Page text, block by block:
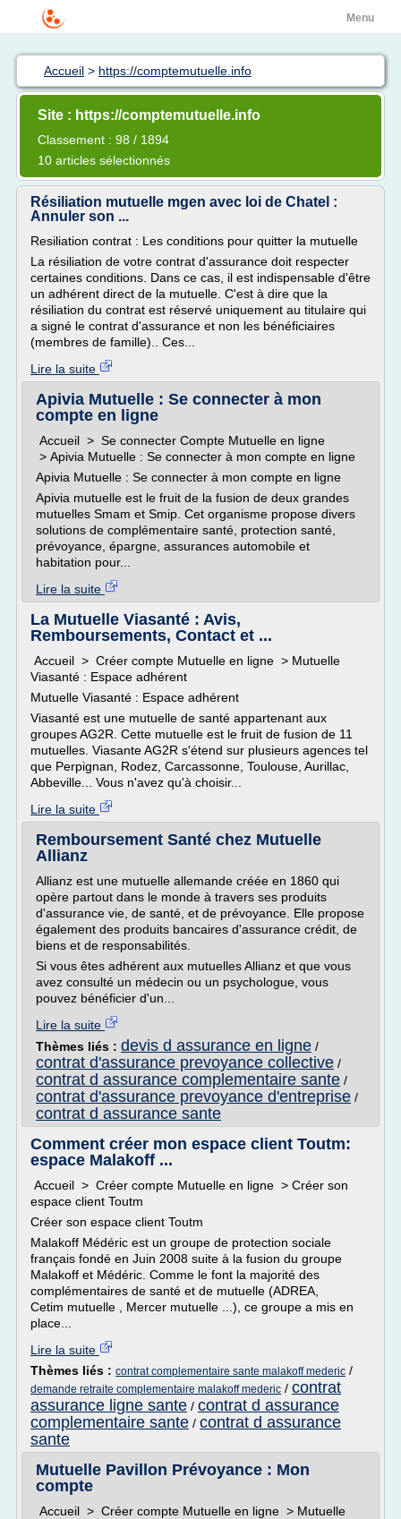
Menu
Accueil > https://comptemutuelle.info
Site : https://comptemutuelle.info
Classement : 98 / 1894
10 articles sélectionnés
Résiliation mutuelle mgen avec loi de Chatel :
Annuler son ...
Resiliation contrat : Les conditions pour quitter la mutuelle
La résiliation de votre contrat d'assurance doit respecter
certaines conditions. Dans ce cas, il est indispensable d'être
un adhérent direct de la mutuelle. C'est à dire que la
résiliation du contrat est réservé uniquement au titulaire qui
a signé le contrat d'assurance et non les bénéficiaires
(membres de famille).. Ces...
Lire la suite
Apivia Mutuelle : Se connecter à mon
compte en ligne
Accueil > Se connecter Compte Mutuelle en ligne
> Apivia Mutuelle : Se connecter à mon compte en ligne
Apivia Mutuelle : Se connecter à mon compte en ligne
Apivia mutuelle est le fruit de la fusion de deux grandes
mutuelles Smam et Smip. Cet organisme propose divers
solutions de complémentaire santé, protection santé,
prévoyance, épargne, assurances automobile et
habitation pour...
Lire la suite
La Mutuelle Viasanté : Avis,
Remboursements, Contact et ...
Accueil > Créer compte Mutuelle en ligne > Mutuelle
Viasanté : Espace adhérent
Mutuelle Viasanté : Espace adhérent
Viasanté est une mutuelle de santé appartenant aux
groupes AG2R. Cette mutuelle est le fruit de fusion de 11
mutuelles. Viasante AG2R s'étend sur plusieurs agences tel
que Perpignan, Rodez, Carcassonne, Toulouse, Aurillac,
Abbeville... Vous n'avez qu'à choisir...
Lire la suite
Remboursement Santé chez Mutuelle
Allianz
Allianz est une mutuelle allemande créée en 1860 qui
opère partout dans le monde à travers ses produits
d'assurance vie, de santé, et de prévoyance. Elle propose
également des produits bancaires d'assurance crédit, de
biens et de responsabilités.
Si vous êtes adhérent aux mutuelles Allianz et que vous
avez consulté un médecin ou un psychologue, vous
pouvez bénéficier d'un...
Lire la suite
Thèmes liés : devis d assurance en ligne /
contrat d'assurance prevoyance collective /
contrat d assurance complementaire sante /
contrat d'assurance prevoyance d'entreprise /
contrat d assurance sante
Comment créer mon espace client Toutm:
espace Malakoff ...
Accueil > Créer compte Mutuelle en ligne > Créer son
espace client Toutm
Créer son espace client Toutm
Malakoff Médéric est un groupe de protection sociale
français fondé en Juin 2008 suite à la fusion du groupe
Malakoff et Médéric. Comme le font la majorité des
complémentaires de santé et de mutuelle (ADREA,
Cetim mutuelle , Mercer mutuelle ...), ce groupe a mis en
place...
Lire la suite
Thèmes liés : contrat complementaire sante malakoff mederic /
demande retraite complementaire malakoff mederic / contrat
assurance ligne sante / contrat d assurance
complementaire sante / contrat d assurance
sante
Mutuelle Pavillon Prévoyance : Mon
compte
Accueil > Créer compte Mutuelle en ligne > Mutuelle